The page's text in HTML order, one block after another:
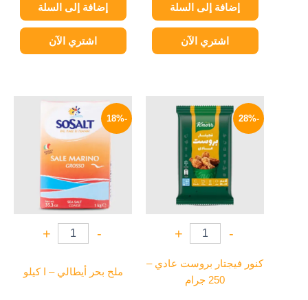
إضافة إلى السلة
اشتري الآن
إضافة إلى السلة
اشتري الآن
-28%
-
+
كنور فيجتار بروست عادي –
250 جرام
الأصلي
هو:
60 EGP.
الحالي
هو:
43 EGP.
-18%
-
+
ملح بحر أيطالي – ا كيلو
السعر
الأصلي
هو:
170 EGP.
السعر
هو:
139 EGP.